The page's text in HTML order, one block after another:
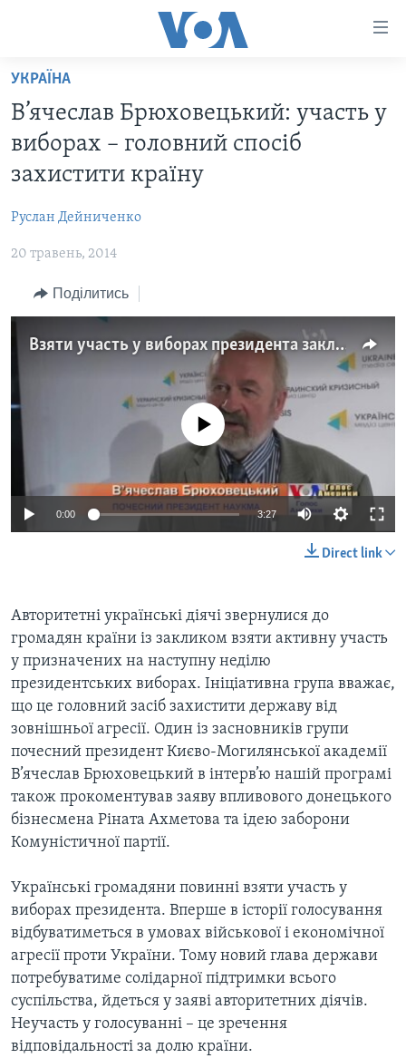
Перейти
матеріалу
Перейти
меню
сторінки
Перейти
до
ГОЛОВНА
АКТУАЛЬНО
УКРАЇНА
ВІЙНА - ЦЕ ОСОБИСТЕ
УКРАЇНЦІ У СВІТІ
ЗДОРОВ'Я
ІСТОРІЇ УСПІХУ УКРАЇНЦІВ
АНАЛІТИКА
АДМІНІСТРАЦІЯ ПРЕЗИДЕНТА ТРАМПА: ПЕРШІ 100
ДНІВ
ІНТЕРВ'Ю
БОРОТЬБА З ДЕЗІНФОРМАЦІЄЮ
ВІДЕО
ТЕЛЕПРОГРАМИ
БРИФІНГ ГОЛОСУ АМЕРИКИ
ПОГЛЯД З ВАШИНГТОНА
Learning English
Мови
УКРАЇНА
В’ячеслав Брюховецький: участь у
виборах – головний спосіб
захистити країну
Руслан Дейниченко
20 травень, 2014
Поділитись
Взяти участь у виборах президента закликають українські інтелектуали
No media source currently available
0:00 3:27
Direct link
Авторитетні українські діячі звернулися до
громадян країни із закликом взяти активну участь
у призначених на наступну неділю
президентських виборах. Ініціативна група вважає,
що це головний засіб захистити державу від
зовнішньої агресії. Один із засновників групи
почесний президент Києво-Могилянської академії
В’ячеслав Брюховецький в інтерв’ю нашій програмі
також прокоментував заяву впливового донецького
бізнесмена Ріната Ахметова та ідею заборони
Комуністичної партії.
Українські громадяни повинні взяти участь у
виборах президента. Вперше в історії голосування
відбуватиметься в умовах військової і економічної
агресії проти України. Тому новий глава держави
потребуватиме солідарної підтримки всього
суспільства, йдеться у заяві авторитетних діячів.
Неучасть у голосуванні – це зречення
відповідальності за долю країни.